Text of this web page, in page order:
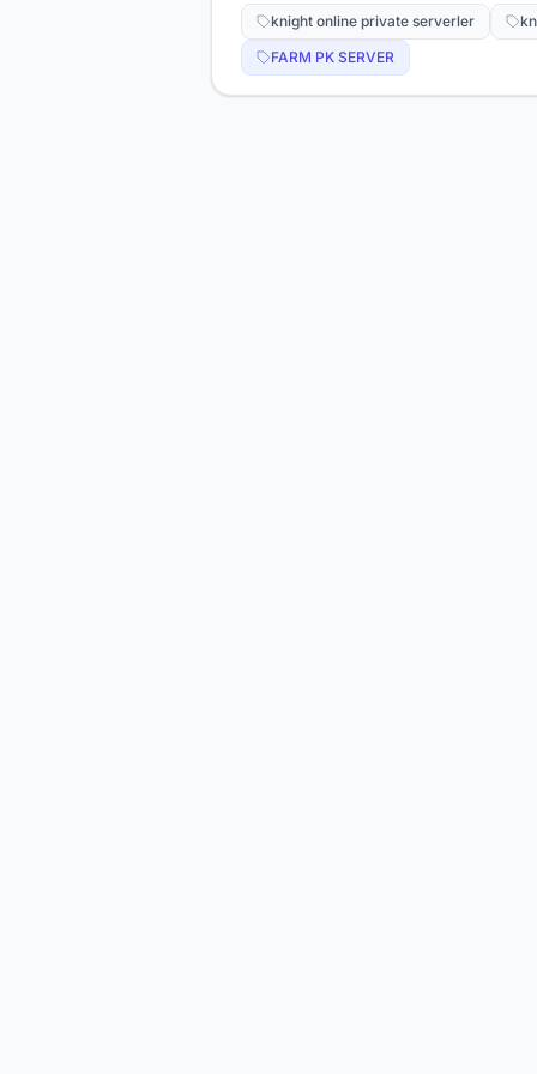
knight online private serverler
FARM PK SERVER